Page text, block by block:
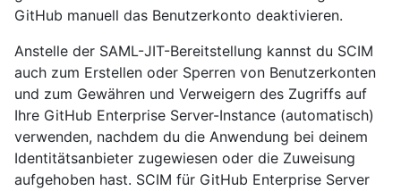
GitHub manuell das Benutzerkonto deaktivieren.
Anstelle der SAML-JIT-Bereitstellung kannst du SCIM
auch zum Erstellen oder Sperren von Benutzerkonten
und zum Gewähren und Verweigern des Zugriffs auf
Ihre GitHub Enterprise Server-Instance (automatisch)
verwenden, nachdem du die Anwendung bei deinem
Identitätsanbieter zugewiesen oder die Zuweisung
aufgehoben hast. SCIM für GitHub Enterprise Server